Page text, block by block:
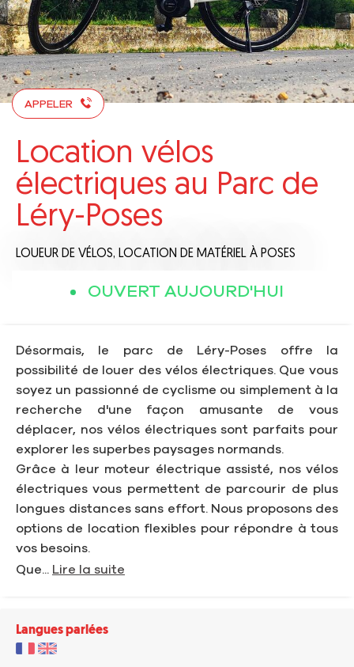
APPELER
Location vélos
électriques au Parc de
Léry-Poses
LOUEUR DE VÉLOS, LOCATION DE MATÉRIEL À POSES
OUVERT AUJOURD'HUI
Désormais, le parc de Léry-Poses offre la
possibilité de louer des vélos électriques. Que vous
soyez un passionné de cyclisme ou simplement à la
recherche d'une façon amusante de vous
déplacer, nos vélos électriques sont parfaits pour
explorer les superbes paysages normands.
Grâce à leur moteur électrique assisté, nos vélos
électriques vous permettent de parcourir de plus
longues distances sans effort. Nous proposons des
options de location flexibles pour répondre à tous
vos besoins.
Que... Lire la suite
Langues parlées